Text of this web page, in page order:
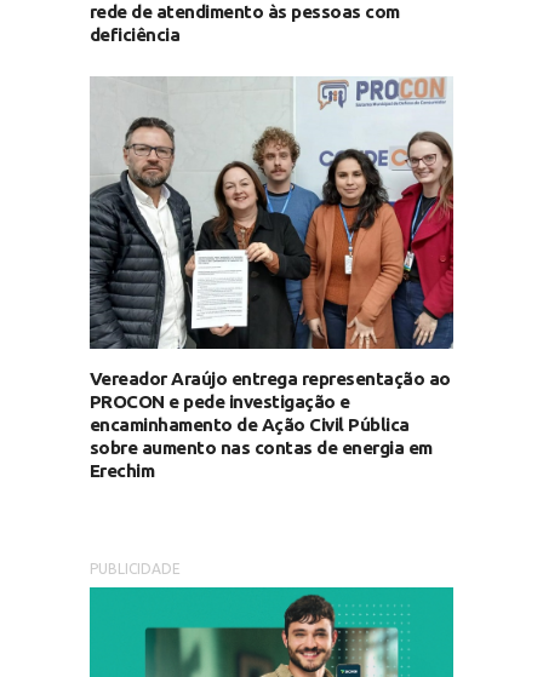
rede de atendimento às pessoas com
deficiência
Vereador Araújo entrega representação ao
PROCON e pede investigação e
encaminhamento de Ação Civil Pública
sobre aumento nas contas de energia em
Erechim
PUBLICIDADE